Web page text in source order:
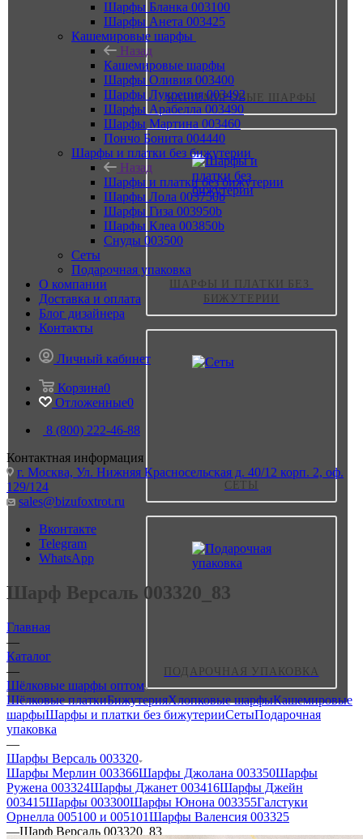
КАШЕМИРОВЫЕ ШАРФЫ
ШАРФЫ И ПЛАТКИ БЕЗ
БИЖУТЕРИИ
СЕТЫ
ПОДАРОЧНАЯ УПАКОВКА
Шарфы Бланка 003100
Шарфы Анета 003425
Кашемировые шарфы
Назад
Кашемировые шарфы
Шарфы Оливия 003400
Шарфы Лукреция 003492
Шарфы Арабелла 003490
Шарфы Мартина 003460
Пончо Бонита 004440
Шарфы и платки без бижутерии
Назад
Шарфы и платки без бижутерии
Шарфы Лола 003750b
Шарфы Гиза 003950b
Шарфы Клеа 003850b
Снуды 003500
Сеты
Подарочная упаковка
О компании
Доставка и оплата
Блог дизайнера
Контакты
Личный кабинет
Корзина0
Отложенные0
8 (800) 222-46-88
Контактная информация
г. Москва, Ул. Нижняя Красносельская д. 40/12 корп. 2, оф.
129/124
sales@bizufoxtrot.ru
Вконтакте
Telegram
WhatsApp
Шарф Версаль 003320_83
Главная
—
Каталог
—
Шёлковые шарфы оптом
Шёлковые платкиБижутерияХлопковые шарфыКашемировые
шарфыШарфы и платки без бижутерииСетыПодарочная
упаковка
—
Шарфы Версаль 003320
Шарфы Мерлин 003366Шарфы Джолана 003350Шарфы
Ружена 003324Шарфы Джанет 003416Шарфы Джейн
003415Шарфы 003300Шарфы Юнона 003355Галстуки
Орнелла 005100 и 005101Шарфы Валенсия 003325
—Шарф Версаль 003320_83